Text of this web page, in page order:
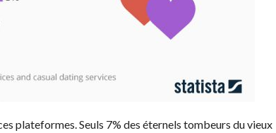
plateformes. Seuls 7% des éternels tombeurs du vieux